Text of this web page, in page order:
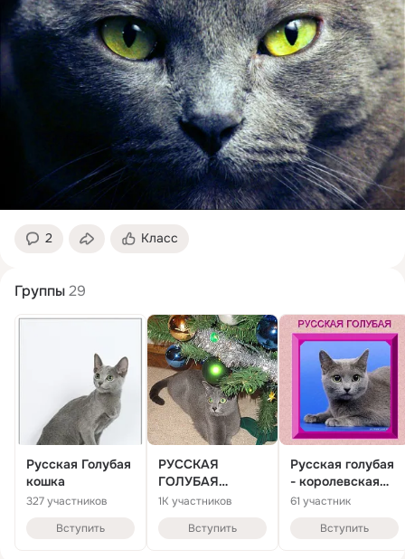
2 Класс
Группы29
Русская Голубая
кошка
327 участников
Вступить
РУССКАЯ
ГОЛУБАЯ
КОШКА
1K участников
Вступить
Русская голубая
- королевская
кошка!!!
61 участник
Вступить